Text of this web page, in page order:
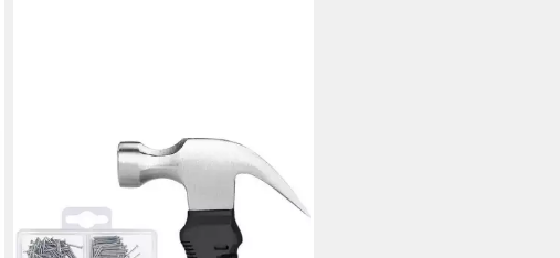
LUXUSKOLLEKTION
Nagel Mini Hammer Set mit 560
Nägeln & Organizer
40,95 €
lieferbar - in 6-7 Werktagen bei dir